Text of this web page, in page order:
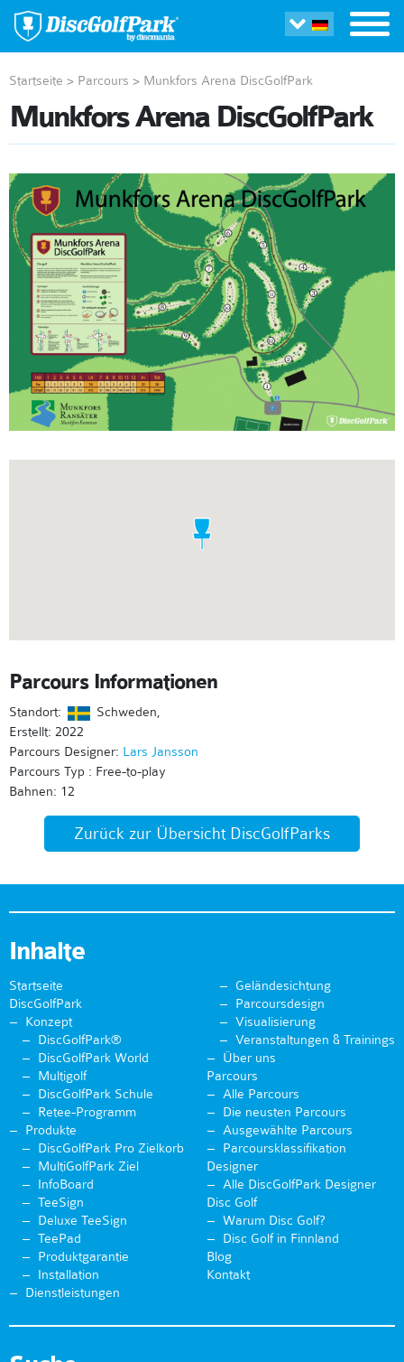
Startseite > Parcours > Munkfors Arena DiscGolfPark
Munkfors Arena DiscGolfPark
Parcours Informationen
Standort:
Schweden,
Erstellt: 2022
Parcours Designer: Lars Jansson
Parcours Typ : Free-to-play
Bahnen: 12
Zurück zur Übersicht DiscGolfParks
Inhalte
Startseite
DiscGolfPark
Konzept
DiscGolfPark®
DiscGolfPark World
Multigolf
DiscGolfPark Schule
Retee-Programm
Produkte
DiscGolfPark Pro Zielkorb
MultiGolfPark Ziel
InfoBoard
TeeSign
Deluxe TeeSign
TeePad
Produktgarantie
Installation
Dienstleistungen
Geländesichtung
Parcoursdesign
Visualisierung
Veranstaltungen & Trainings
Über uns
Parcours
Alle Parcours
Die neusten Parcours
Ausgewählte Parcours
Parcoursklassifikation
Designer
Alle DiscGolfPark Designer
Disc Golf
Warum Disc Golf?
Disc Golf in Finnland
Blog
Kontakt